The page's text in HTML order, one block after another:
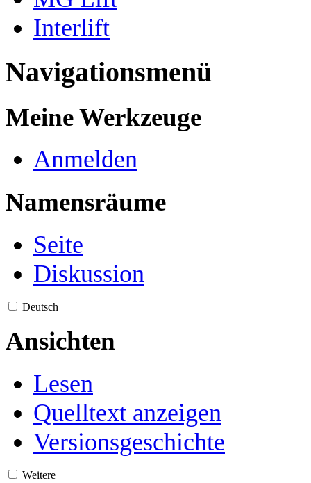
Interlift
Navigationsmenü
Meine Werkzeuge
Anmelden
Namensräume
Seite
Diskussion
Deutsch
Ansichten
Lesen
Quelltext anzeigen
Versionsgeschichte
Weitere